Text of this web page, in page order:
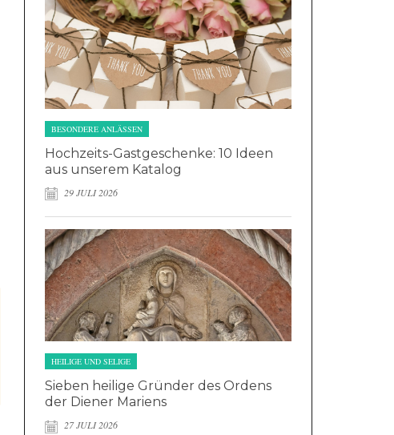
BESONDERE ANLÄSSEN
Hochzeits-Gastgeschenke: 10 Ideen
aus unserem Katalog
29 JULI 2026
HEILIGE UND SELIGE
Sieben heilige Gründer des Ordens
der Diener Mariens
27 JULI 2026